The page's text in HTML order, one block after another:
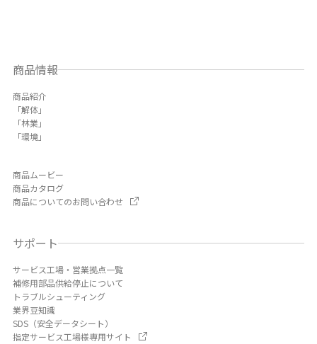
商品情報
商品紹介
「解体」
「林業」
「環境」
商品ムービー
商品カタログ
商品についてのお問い合わせ
サポート
サービス工場・営業拠点一覧
補修用部品供給停止について
トラブルシューティング
業界豆知識
SDS（安全データシート）
指定サービス工場様専用サイト